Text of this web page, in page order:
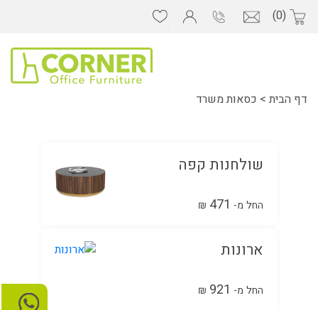
(0)
דף הבית > כסאות משרד
שולחנות קפה
החל מ- ₪
ארונות
החל מ- ₪